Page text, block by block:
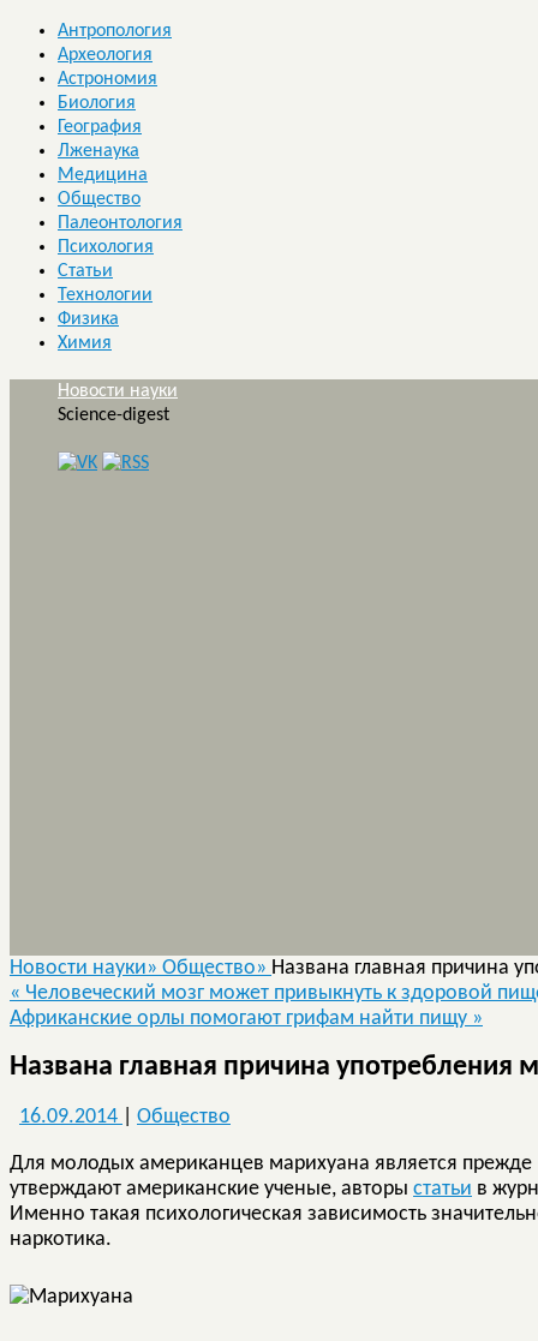
Антропология
Археология
Астрономия
Биология
География
Лженаука
Медицина
Общество
Палеонтология
Психология
Статьи
Технологии
Физика
Химия
Новости науки
Science-digest
Новости науки» Общество» Названа главная причина
« Человеческий мозг может привыкнуть к здоровой
Африканские орлы помогают грифам найти пищу »
Названа главная причина
16.09.2014 Общество
Для молодых американцев марихуана является прежде
утверждают американские ученые, авторы статьи в
Именно такая психологическая зависимость
наркотика.